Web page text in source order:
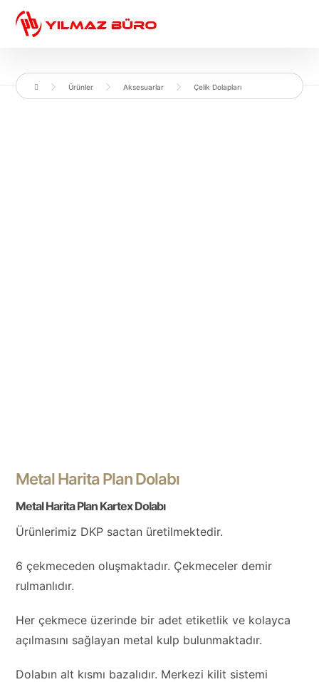
Ürünler Aksesuarlar Çelik Dolapları
Metal Harita Plan Dolabı
Metal Harita Plan Kartex Dolabı
Ürünlerimiz DKP sactan üretilmektedir.
6 çekmeceden oluşmaktadır. Çekmeceler demir
rulmanlıdır.
Her çekmece üzerinde bir adet etiketlik ve kolayca
açılmasını sağlayan metal kulp bulunmaktadır.
Dolabın alt kısmı bazalıdır. Merkezi kilit sistemi